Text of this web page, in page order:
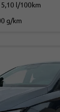
5,10 l/100km
g/km